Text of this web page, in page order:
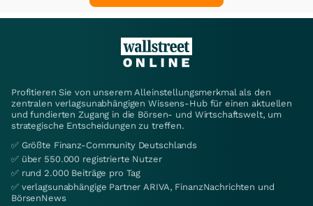
Profitieren Sie von unserem Alleinstellungsmerkmal als den
zentralen verlagsunabhängigen Wissens-Hub für einen aktuellen
und fundierten Zugang in die Börsen- und Wirtschaftswelt, um
strategische Entscheidungen zu treffen.
✅ Größte Finanz-Community Deutschlands
✅ über 550.000 registrierte Nutzer
✅ rund 2.000 Beiträge pro Tag
✅ verlagsunabhängige Partner ARIVA, FinanzNachrichten und
BörsenNews